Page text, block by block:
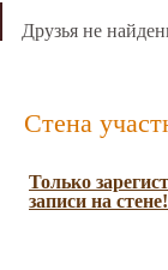
Друзья не
Стена
Только
записи на стене!